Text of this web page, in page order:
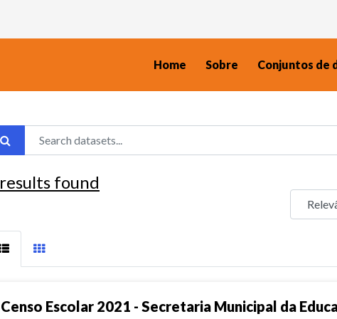
Home Sobre Conjuntos de
results found
Censo Escolar 2021 - Secretaria Municipal da